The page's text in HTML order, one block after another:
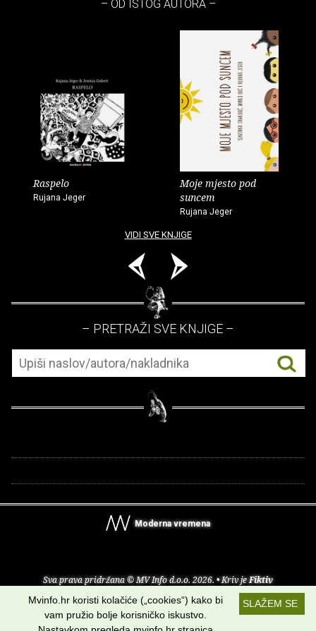
– OD ISTOG AUTORA –
Raspelo
Rujana Jeger
Moje mjesto pod
suncem
Rujana Jeger
VIDI SVE KNJIGE
– PRETRAŽI SVE KNJIGE –
Moderna vremena
Sva prava pridržana © MV Info d.o.o. 2026. • Kriv jeFiktiv
Uvjeti korištenja RSS kanaliSLAŽEM SE
Mvinfo.hr koristi kolačiće („cookies“) kako bi
vam pružio bolje korisničko iskustvo.